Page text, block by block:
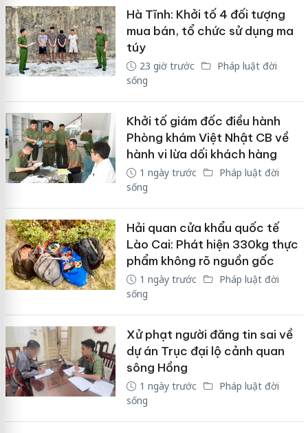
Hà Tĩnh: Khởi tố 4 đối tượng
mua bán, tổ chức sử dụng ma
túy
23 giờ trước
Pháp luật đời
sống
Khởi tố giám đốc điều hành
Phòng khám Việt Nhật CB về
hành vi lừa dối khách hàng
1 ngày trước
Pháp luật đời
sống
Hải quan cửa khẩu quốc tế
Lào Cai: Phát hiện 330kg thực
phẩm không rõ nguồn gốc
1 ngày trước
Pháp luật đời
sống
Xử phạt người đăng tin sai về
dự án Trục đại lộ cảnh quan
sông Hồng
1 ngày trước
Pháp luật đời
sống